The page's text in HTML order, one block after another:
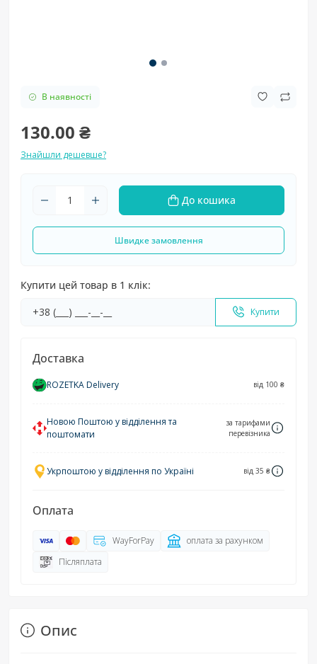
В наявності
130.00 ₴
Знайшли дешевше?
До кошика
Швидке замовлення
Купити цей товар в 1 клік:
Купити
Доставка
ROZETKA Delivery від 100 ₴
Новою Поштою у відділення та
поштомати
за тарифами
перевізника
Укрпоштою у відділення по Україні від 35 ₴
Оплата
WayForPay
оплата за рахунком
Післяплата
Опис